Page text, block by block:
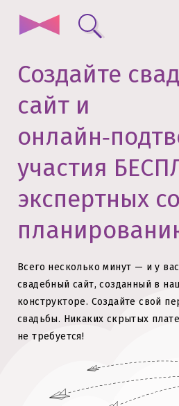
Создайте
сайт и
участия
экспертных
Всего несколько минут — и у
свадебный сайт, созданный в
конструкторе. Создайте свой
свадьбы. Никаких скрытых
не требуется!